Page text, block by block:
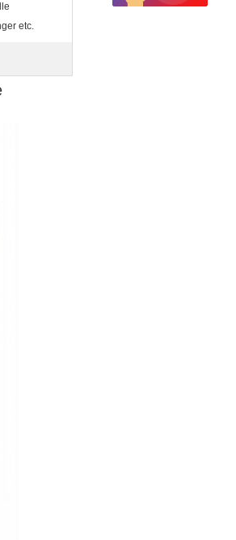
etc.